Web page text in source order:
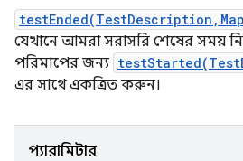
যেখানে আমরা সরাসরি শেষের সময়
পরিমাপের জন্য
এর সাথে একত্রিত করুন।
প্যারামিটার